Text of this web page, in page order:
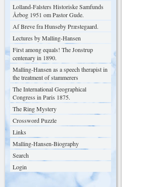
Lolland-Falsters Historiske Samfunds
Årbog 1951 om Pastor Gude.
Af Breve fra Hunseby Præstegaard.
Lectures by Malling-Hansen
First among equals! The Jonstrup
centenary in 1890.
Malling-Hansen as a speech therapist in
the treatment of stammerers
The International Geographical
Congress in Paris 1875.
The Ring Mystery
Crossword Puzzle
Links
Malling-Hansen-Biography
Search
Login